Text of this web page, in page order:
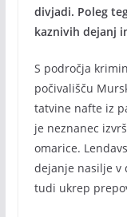
divjadi. Poleg
kaznivih dejanj
S področja
počivališču
tatvine nafte iz
je neznanec
omarice.
dejanje nasilje v
tudi ukrep